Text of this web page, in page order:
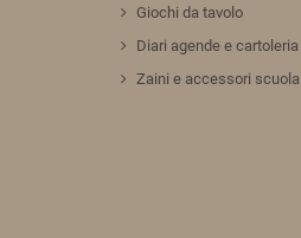
Giochi da tavolo
Diari agende e cartoleria
Zaini e accessori scuola